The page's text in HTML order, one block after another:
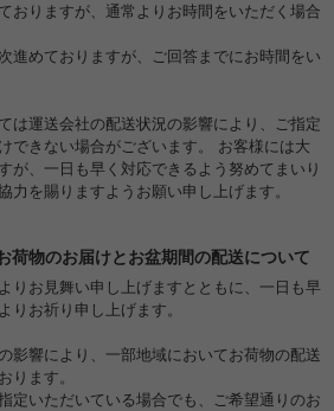
おりますが、通常よりお時間をいただく場合
進めておりますが、ご回答までにお時間をい
は運送会社の配送状況の影響により、ご指定
できない場合がございます。 お客様には大
が、一日も早く対応できるよう努めてまいり
力を賜りますようお願い申し上げます。
荷物のお届けとお盆期間の配送について
りお見舞い申し上げますとともに、一日も早
りお祈り申し上げます。
影響により、一部地域においてお荷物の配送
ります。
定いただいている場合でも、ご希望通りのお